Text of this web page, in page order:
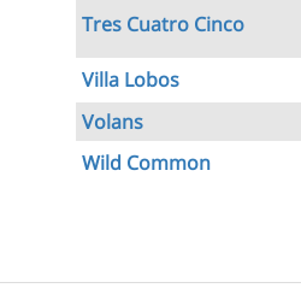
Tres Cuatro Cinco
Villa Lobos
Volans
Wild Common